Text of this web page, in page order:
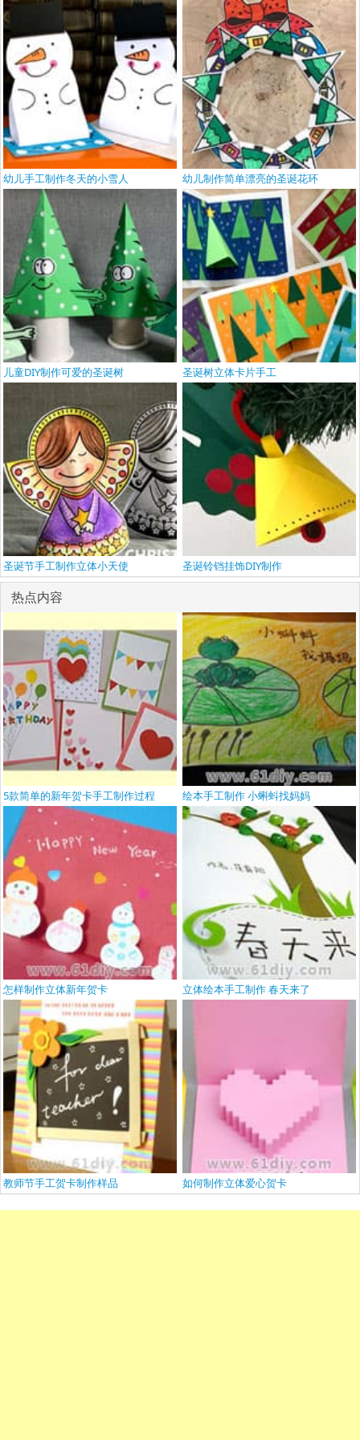
幼儿手工制作冬天的小雪人 幼儿制作简单漂亮的圣诞花环
儿童DIY制作可爱的圣诞树 圣诞树立体卡片手工
圣诞节手工制作立体小天使 圣诞铃铛挂饰DIY制作
热点内容
5款简单的新年贺卡手工制作过程 绘本手工制作 小蝌蚪找妈妈
怎样制作立体新年贺卡 立体绘本手工制作 春天来了
教师节手工贺卡制作样品 如何制作立体爱心贺卡